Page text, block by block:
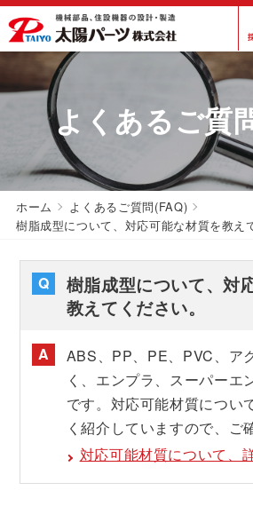
よくあるご質
ホーム
よくあるご質問(FAQ)
樹脂成型について、対応可能な材質を教え
樹脂成型について、対
教えてください。
ABS、PP、PE、PVC、ア
く、エンプラ、スーパーエ
です。対応可能材質につい
く紹介していますので、ご
対応可能材質について、